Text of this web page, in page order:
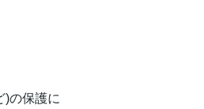
)の保護に